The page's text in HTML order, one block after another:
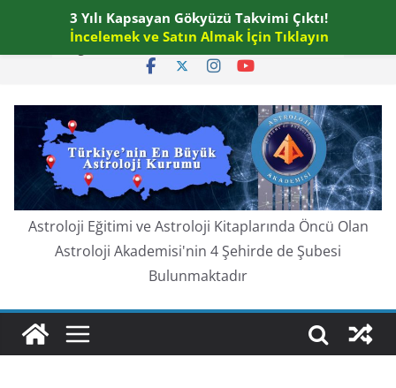
content
Pazartesi, Ağustos 10, 2026
Astroloji Eğitimi ve Astroloji Kitaplarında Öncü Olan
Astroloji Akademisi'nin 4 Şehirde de Şubesi
Bulunmaktadır
3 Yılı Kapsayan Gökyüzü Takvimi Çıktı!
İncelemek ve Satın Almak İçin Tıklayın